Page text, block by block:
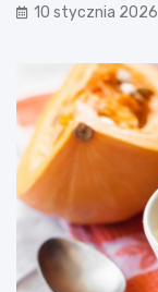
10 stycznia 2026